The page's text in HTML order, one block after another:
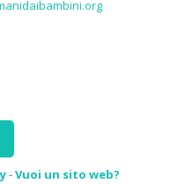
-Vuoi un sito web?